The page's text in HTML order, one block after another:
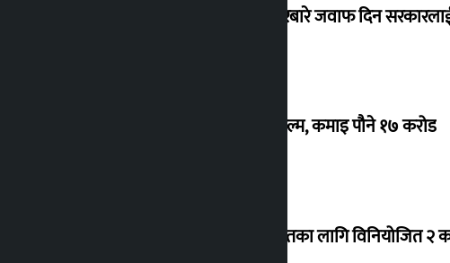
सांसद यादवले उठाएको ढल्केबर ट्रमा सेन्टरबारे जवाफ दिन
‘गौंथली’ बन्यो धेरै कमाउने सातौं नेपाली फिल्म, कमाइ पौने १७ करोड
शेखरले अस्वीकार गरे कोइराला निवास मर्मतका लागि विनियोजित २